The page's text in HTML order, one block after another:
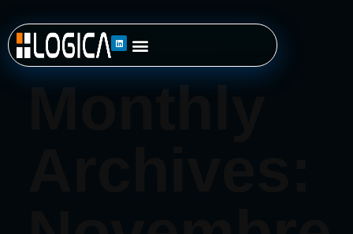
Home » Archivi per Novembre 2024